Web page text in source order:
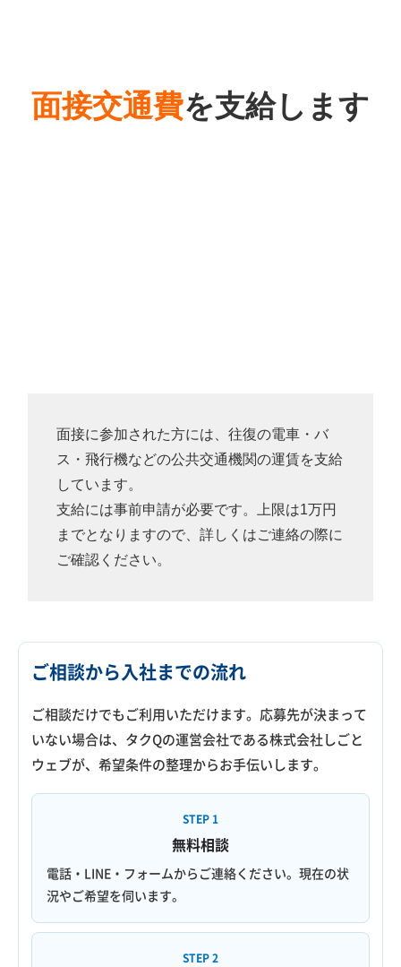
面接交通費を支給します
面接に参加された方には、往復の電車・バ
ス・飛行機などの公共交通機関の運賃を支給
しています。
支給には事前申請が必要です。上限は1万円
までとなりますので、詳しくはご連絡の際に
ご確認ください。
ご相談から入社までの流れ
ご相談だけでもご利用いただけます。応募先が決まって
いない場合は、タクQの運営会社である株式会社しごと
ウェブが、希望条件の整理からお手伝いします。
STEP 1
無料相談
電話・LINE・フォームからご連絡ください。現在の状
況やご希望を伺います。
STEP 2